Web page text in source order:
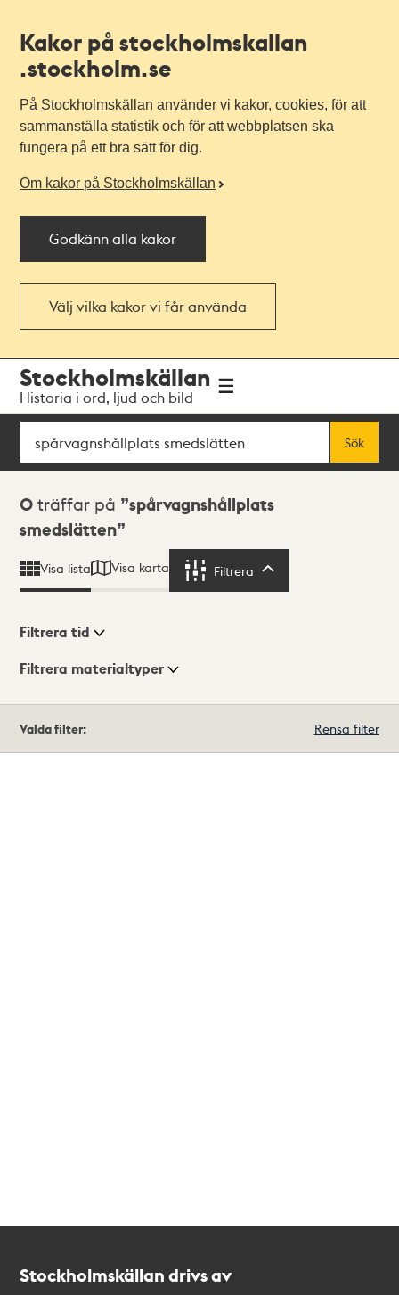
Kakor på stockholmskallan
.stockholm.se
På Stockholmskällan använder vi kakor, cookies, för att
sammanställa statistik och för att webbplatsen ska
fungera på ett bra sätt för dig.
Om kakor på Stockholmskällan
Godkänn alla kakor
Välj vilka kakor vi får använda
navigationen
huvudinnehållet
Stockholmskällan
Historia i ord, ljud och bild
Sök
Sök
Sökresultat
0 träffar på
spårvagnshållplats
smedslätten
Visa lista Visa karta Filtrera
Visningsläge
Filtrera tid
Filtrera materialtyper
träffar
Valda filter: Rensa filter
Stockholmskällan drivs av